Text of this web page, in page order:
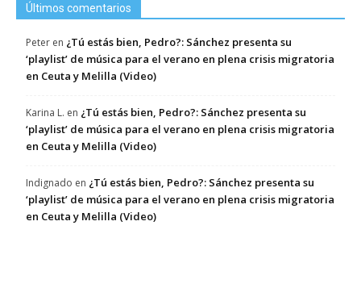
Últimos comentarios
Peter en ¿Tú estás bien, Pedro?: Sánchez presenta su
‘playlist’ de música para el verano en plena crisis migratoria
en Ceuta y Melilla (Video)
Karina L. en ¿Tú estás bien, Pedro?: Sánchez presenta su
‘playlist’ de música para el verano en plena crisis migratoria
en Ceuta y Melilla (Video)
Indignado en ¿Tú estás bien, Pedro?: Sánchez presenta su
‘playlist’ de música para el verano en plena crisis migratoria
en Ceuta y Melilla (Video)